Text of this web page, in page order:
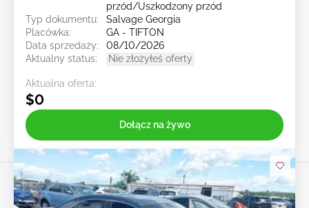
przód/Uszkodzony przód
Typ dokumentu:
Salvage Georgia
Placówka:
GA - TIFTON
Data sprzedaży:
08/10/2026
Aktualny status:
Nie złożyłeś oferty
Aktualna oferta:
$0
Dołącz na żywo